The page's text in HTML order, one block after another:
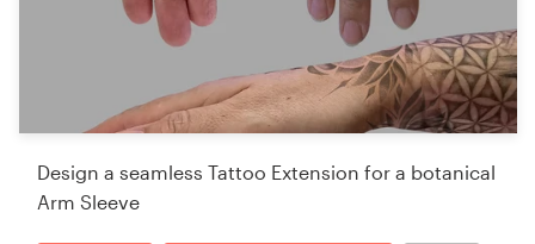
Design a seamless Tattoo Extension for a botanical
Arm Sleeve